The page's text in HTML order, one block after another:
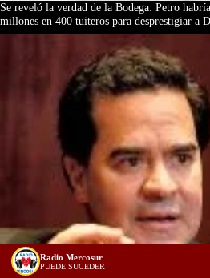
Se reveló la verdad de la Bodega: Petro
millones en 400 tuiteros para desprestigiar a
Radio Mercosur
PUEDE SUCEDER